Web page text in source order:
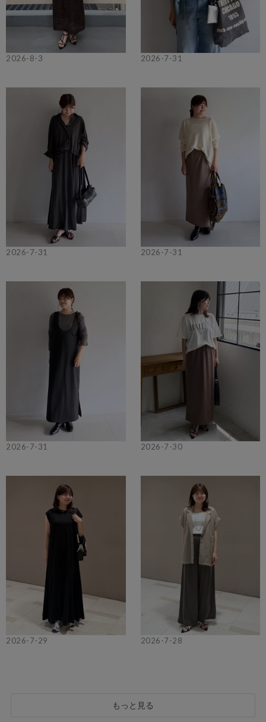
2026-8-3 2026-7-31
2026-7-31 2026-7-31
2026-7-31 2026-7-30
2026-7-29 2026-7-28
もっと見る